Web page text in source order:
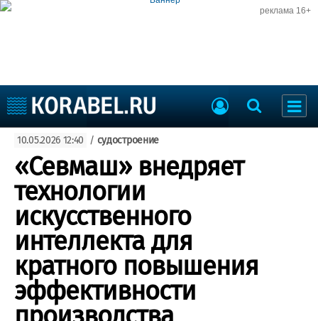
реклама 16+
Судоходство
Судоремонт
События
Порты
ВМФ
Образование
Яхты и катера
Еще
Судостроение
Пульс
Новости
Торговая площадка
Доска объявлений
Продажа флота
10.05.2026 12:40 / судостроение
«Севмаш» внедряет
технологии
искусственного
интеллекта для
кратного повышения
эффективности